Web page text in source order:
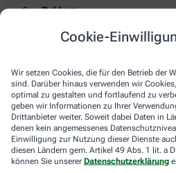
Cookie-
Wir setzen Cookies, die für den Betrieb der
sind. Darüber hinaus verwenden wir
optimal zu gestalten und fortlaufend zu
geben wir Informationen zu Ihrer
Drittanbieter weiter. Soweit dabei Daten in
denen kein angemessenes
Einwilligung zur Nutzung dieser Dienste
diesen Ländern gem. Artikel 49 Abs. 1 lit. a
können Sie unserer Datenschutzerklärung
Zahlarten
Bar oder mit einer anderen akzeptierten
Lieferarten
Abholung in der Apotheke
Botendienstlieferung